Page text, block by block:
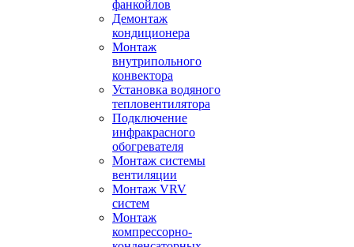
фанкойлов
Демонтаж
кондиционера
Монтаж
внутрипольного
конвектора
Установка водяного
тепловентилятора
Подключение
инфракрасного
обогревателя
Монтаж системы
вентиляции
Монтаж VRV
систем
Монтаж
компрессорно-